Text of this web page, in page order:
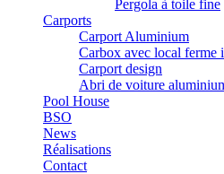
Pergola à toile fine
Carports
Carport Aluminium
Carbox avec local ferme
Carport design
Abri de voiture
Pool House
BSO
News
Réalisations
Contact